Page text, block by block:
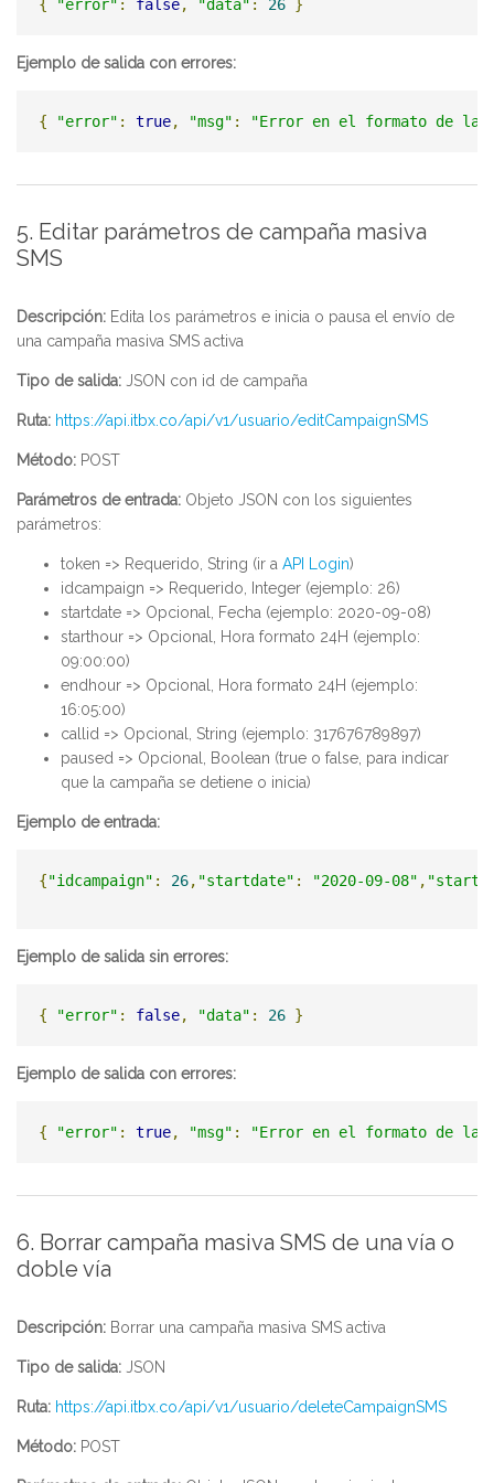
{ "error" : false, "data" : 26 }
Ejemplo de salida con errores:
{ "error" : true, "msg" : "Error en el formato de las
5. Editar parámetros de campaña masiva
SMS
Descripción: Edita los parámetros e inicia o pausa el envío de
una campaña masiva SMS activa
Tipo de salida: JSON con id de campaña
Ruta: https://api.itbx.co/api/v1/usuario/editCampaignSMS
Método: POST
Parámetros de entrada: Objeto JSON con los siguientes
parámetros:
token => Requerido, String (ir a API Login)
idcampaign => Requerido, Integer (ejemplo: 26)
startdate => Opcional, Fecha (ejemplo: 2020-09-08)
starthour => Opcional, Hora formato 24H (ejemplo:
09:00:00)
endhour => Opcional, Hora formato 24H (ejemplo:
16:05:00)
callid => Opcional, String (ejemplo: 317676789897)
paused => Opcional, Boolean (true o false, para indicar
que la campaña se detiene o inicia)
Ejemplo de entrada:
{"idcampaign" : 26, "startdate" : "2020-09-08" ,
Ejemplo de salida sin errores:
{ "error" : false, "data" : 26 }
Ejemplo de salida con errores:
{ "error" : true, "msg" : "Error en el formato de las
6. Borrar campaña masiva SMS de una vía o
doble vía
Descripción: Borrar una campaña masiva SMS activa
Tipo de salida: JSON
Ruta: https://api.itbx.co/api/v1/usuario/deleteCampaignSMS
Método: POST